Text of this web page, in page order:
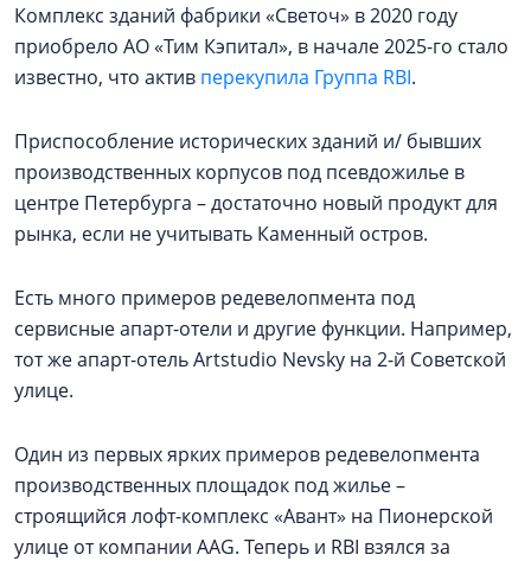
Комплекс зданий фабрики «Светоч» в 2020 году
приобрело АО «Тим Кэпитал», в начале 2025-го стало
известно, что актив перекупила Группа RBI.
Приспособление исторических зданий и/ бывших
производственных корпусов под псевдожилье в
центре Петербурга – достаточно новый продукт для
рынка, если не учитывать Каменный остров.
Есть много примеров редевелопмента под
сервисные апарт-отели и другие функции. Например,
тот же апарт-отель Artstudio Nevsky на 2-й Советской
улице.
Один из первых ярких примеров редевелопмента
производственных площадок под жилье –
строящийся лофт-комплекс «Авант» на Пионерской
улице от компании AAG. Теперь и RBI взялся за